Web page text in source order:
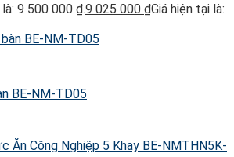
9 500 000 ₫.9 025 000 ₫Giá hiện tại là:
BE-NM-TD05